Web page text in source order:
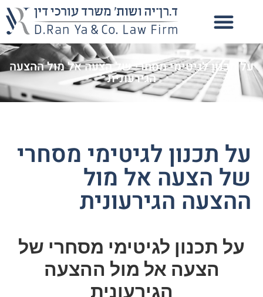
על תכנון לגיטימי מסחרי של הצעה אל מול ההצעה
הגירעונית
על תכנון לגיטימי מסחרי
של הצעה אל מול
ההצעה הגירעונית
על תכנון לגיטימי מסחרי של
הצעה אל מול ההצעה
הגירעונית